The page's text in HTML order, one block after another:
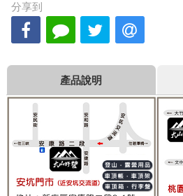
分享到
產品說明